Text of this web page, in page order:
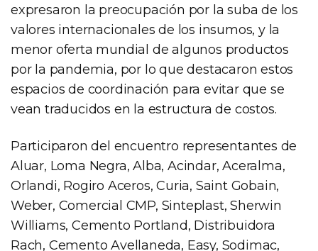
expresaron la preocupación por la suba de los
valores internacionales de los insumos, y la
menor oferta mundial de algunos productos
por la pandemia, por lo que destacaron estos
espacios de coordinación para evitar que se
vean traducidos en la estructura de costos.
Participaron del encuentro representantes de
Aluar, Loma Negra, Alba, Acindar, Aceralma,
Orlandi, Rogiro Aceros, Curia, Saint Gobain,
Weber, Comercial CMP, Sinteplast, Sherwin
Williams, Cemento Portland, Distribuidora
Rach, Cemento Avellaneda, Easy, Sodimac,